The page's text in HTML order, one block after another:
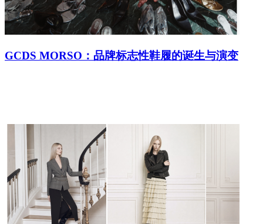
GCDS MORSO：品牌标志性鞋履的诞生与演变